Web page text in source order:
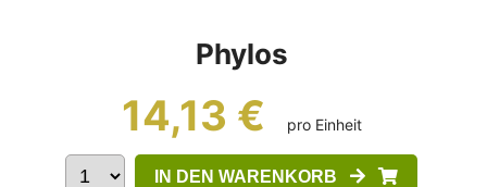
Phylos
14,13 € pro Einheit
IN DEN WARENKORB